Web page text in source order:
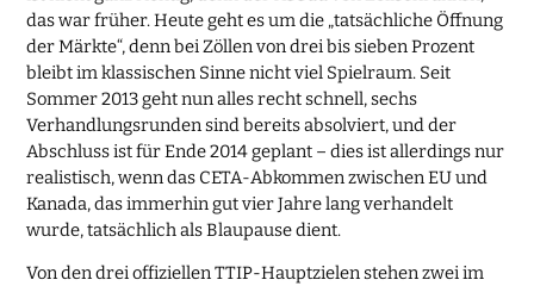
das war früher. Heute geht es um die „tatsächliche Öffnung
der Märkte“, denn bei Zöllen von drei bis sieben Prozent
bleibt im klassischen Sinne nicht viel Spielraum. Seit
Sommer 2013 geht nun alles recht schnell, sechs
Verhandlungsrunden sind bereits absolviert, und der
Abschluss ist für Ende 2014 geplant – dies ist allerdings nur
realistisch, wenn das CETA-Abkommen zwischen EU und
Kanada, das immerhin gut vier Jahre lang verhandelt
wurde, tatsächlich als Blaupause dient.
Von den drei offiziellen TTIP-Hauptzielen stehen zwei im